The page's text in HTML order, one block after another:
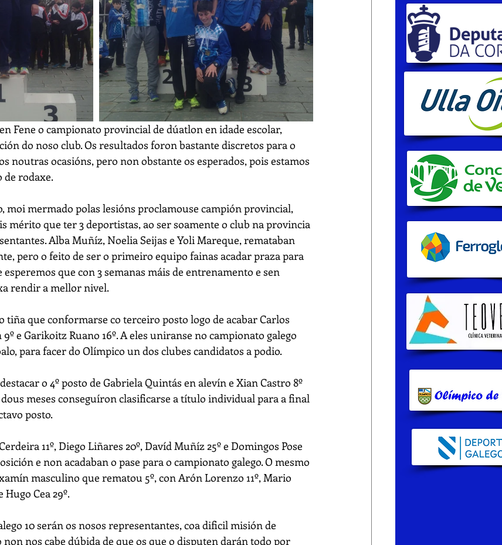
Fene o campionato provincial de dúatlon en idade escolar,
do noso club. Os resultados foron bastante discretos para o
noutras ocasións, pero non obstante os esperados, pois estamos
rodaxe.
mermado polas lesións proclamouse campión provincial,
mérito que ter 3 deportistas, ao ser soamente o club na provincia
Alba Muñíz, Noelia Seijas e Yoli Mareque, remataban
pero o feito de ser o primeiro equipo fainas acadar praza para
que con 3 semanas máis de entrenamento e sen
rendir a mellor nivel.
tiña que conformarse co terceiro posto logo de acabar Carlos
e Garikoitz Ruano 16º. A eles uniranse no campionato galego
para facer do Olímpico un dos clubes candidatos a podio.
o 4º posto de Gabriela Quintás en alevín e Xian Castro 8º
meses conseguíron clasificarse a título individual para a final
posto.
11º, Diego Liñares 20º, Davíd Muñíz 25º e Domingos Pose
e non acadaban o pase para o campionato galego. O mesmo
masculino que rematou 5º, con Arón Lorenzo 11º, Mario
Hugo Cea 29º.
10 serán os nosos representantes, coa dificil misión de
nos cabe dúbida de que os que o disputen darán todo por